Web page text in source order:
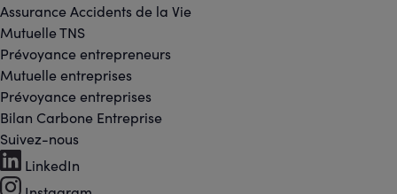
Assurance Accidents de la Vie
Mutuelle TNS
Prévoyance entrepreneurs
Mutuelle entreprises
Prévoyance entreprises
Bilan Carbone Entreprise
Footer
Suivez-nous
LinkedIn